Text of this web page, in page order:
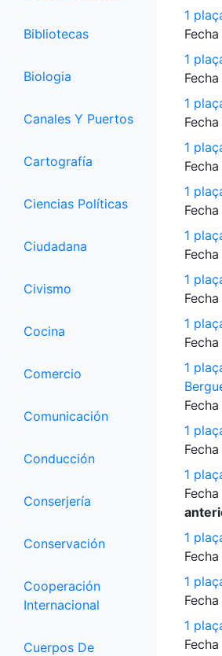
Bibliotecas
Biologia
Canales Y Puertos
Cartografía
Ciencias Políticas
Ciudadana
Civismo
Cocina
Comercio
Comunicación
Conducción
Conserjería
Conservación
Cooperación
Internacional
Cuerpos De
1
1
1
1
1
1
1
1
1
1
1
1
1
1